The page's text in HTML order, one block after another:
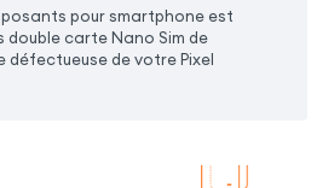
pour smartphone est
carte Nano Sim de
défectueuse de votre Pixel